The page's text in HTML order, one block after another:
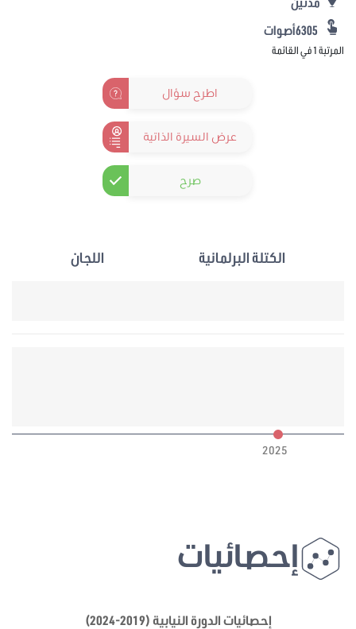
المرتبة 1 في القائمة
اطرح سؤال
عرض السيرة الذاتية
صرح
الكتلة البرلمانية اللجان
2025
إحصائيات
إحصائيات الدورة النيابية (2019-2024)